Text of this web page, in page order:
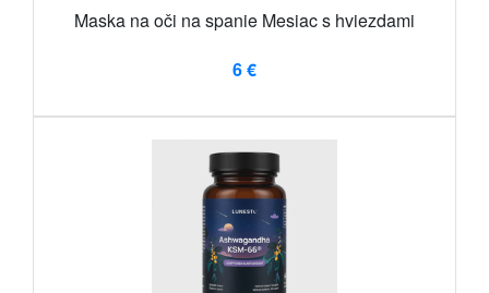
Maska na oči na spanie Mesiac s hviezdami
6 €